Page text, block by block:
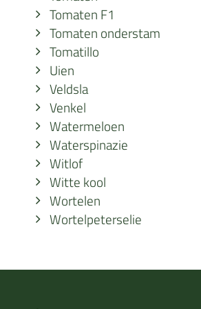
Tomaten F1
Tomaten onderstam
Tomatillo
Uien
Veldsla
Venkel
Watermeloen
Waterspinazie
Witlof
Witte kool
Wortelen
Wortelpeterselie